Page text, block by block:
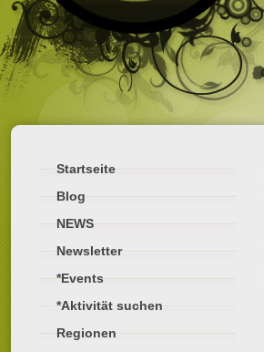
Startseite
Blog
NEWS
Newsletter
*Events
*Aktivität suchen
Regionen